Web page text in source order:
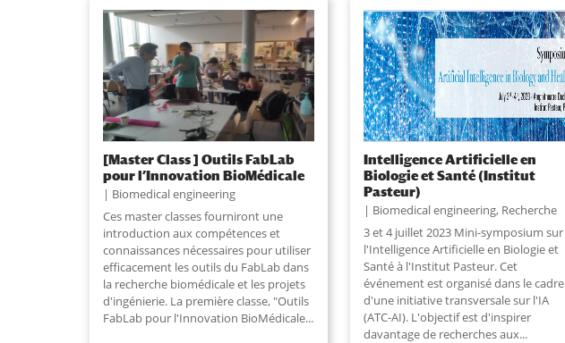
[Master Class ] Outils FabLab
pour l’Innovation BioMédicale
Biomedical engineering
Ces master classes fourniront une
introduction aux compétences et
connaissances nécessaires pour utiliser
efficacement les outils du FabLab dans
la recherche biomédicale et les projets
d'ingénierie. La première classe, "Outils
FabLab pour l'Innovation BioMédicale...
Intelligence Artificielle en
Biologie et Santé (Institut
Pasteur)
Biomedical engineering, Recherche
3 et 4 juillet 2023 Mini-symposium sur
l'Intelligence Artificielle en Biologie et
Santé à l'Institut Pasteur. Cet
événement est organisé dans le cadre
d'une initiative transversale sur l'IA
(ATC-AI). L'objectif est d'inspirer
davantage de recherches aux...